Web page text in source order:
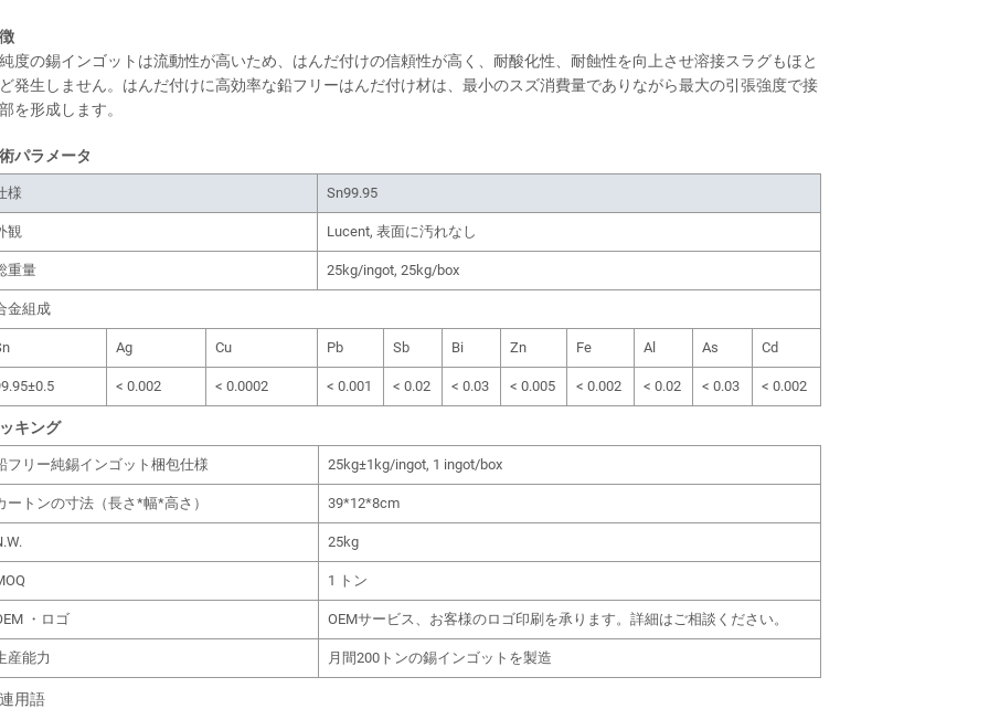
度の錫インゴットは流動性が高いため、はんだ付けの信頼性が高く、耐酸化性、耐蝕性を向上させ溶接スラグもほと
発生しません。はんだ付けに高効率な鉛フリーはんだ付け材は、最小のスズ消費量でありながら最大の引張強度で接
を形成します。
パラメータ
様 Sn99.95
観 Lucent, 表面に汚れなし
重量 25kg/ingot, 25kg/box
金組成
Ag Cu Pb Sb Bi Zn Fe Al As Cd
< 0.002 < 0.0002 < 0.001 < 0.02 < 0.03 < 0.005 < 0.002 < 0.02 < 0.03 < 0.002
キング
フリー純錫インゴット梱包仕様 25kg±1kg/ingot, 1 ingot/box
ートンの寸法（長さ*幅*高さ） 39*12*8cm
25kg
1 トン
・ロゴ OEMサービス、お客様のロゴ印刷を承ります。詳細はご相談ください。
産能力 月間200トンの錫インゴットを製造
用語